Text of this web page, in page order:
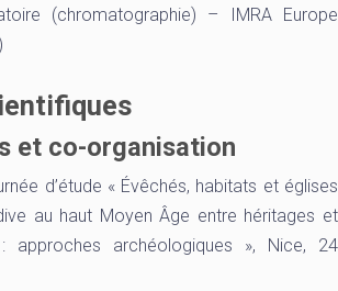
(chromatographie) – IMRA Europe
et co-organisation
d’étude « Évêchés, habitats et églises
au haut Moyen Âge entre héritages et
approches archéologiques », Nice, 24